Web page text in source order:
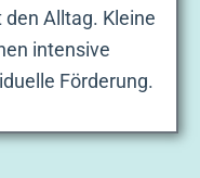
Alltag. Kleine
intensive
Förderung.